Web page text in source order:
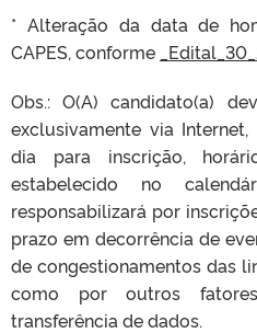
* Alteração da data de
CAPES, conforme
Obs.: O(A) candidato(a)
exclusivamente via
dia para inscrição,
estabelecido no
responsabilizará por
prazo em decorrência de
de congestionamentos das
como por outros
transferência de dados.